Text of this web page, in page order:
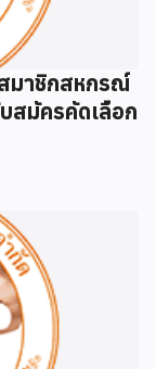
มาชิกสหกรณ์
สมัครคัดเลือก